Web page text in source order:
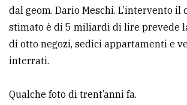
dal geom. Dario Meschi. L’intervento il
stimato è di 5 miliardi di lire prevede
di otto negozi, sedici appartamenti e
interrati.
Qualche foto di trent’anni fa.